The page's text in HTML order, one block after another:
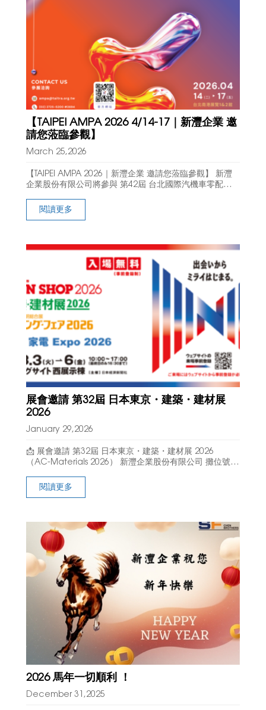
【TAIPEI AMPA 2026 4/14-17｜新灃企業 邀
請您蒞臨參觀】
March 25,2026
【TAIPEI AMPA 2026｜新灃企業 邀請您蒞臨參觀】 新灃
企業股份有限公司將參與 第42屆 台北國際汽機車零配件展
作！ 展出亮
閱讀更多
展會邀請 第32屆 日本東京・建築・建材展
2026
January 29,2026
📩 展會邀請 第32屆 日本東京・建築・建材展 2026
（AC-Materials 2026） 新灃企業股份有限公司 攤位號碼
閱讀更多
2026 馬年一切順利 ！
December 31,2025